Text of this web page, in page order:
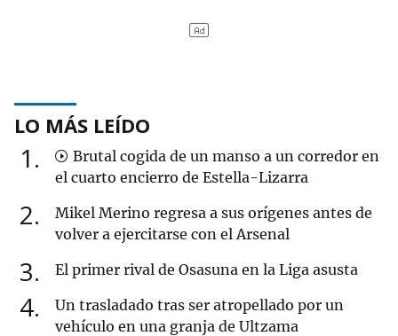
LO MÁS LEÍDO
1
Brutal cogida de un manso a un corredor en
el cuarto encierro de Estella-Lizarra
2
Mikel Merino regresa a sus orígenes antes de
volver a ejercitarse con el Arsenal
3 El primer rival de Osasuna en la Liga asusta
4
Un trasladado tras ser atropellado por un
vehículo en una granja de Ultzama